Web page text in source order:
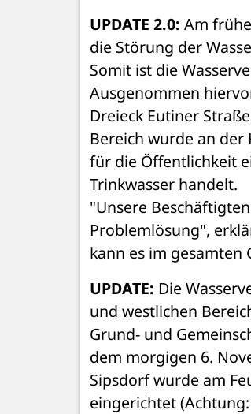
UPDATE 2.0: Am
Ausgenommen
Dreieck Eutiner
Bereich wurde an der
für die Öffentlichkeit
Trinkwasser handelt.
"Unsere
Problemlösung",
kann es im
UPDATE: Die
und westlichen
Grund- und
dem morgigen 6.
Sipsdorf wurde am
eingerichtet